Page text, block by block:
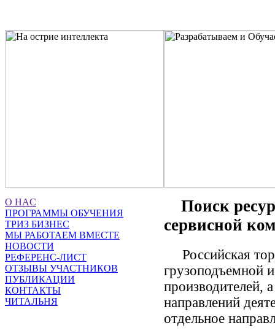
O НАC
ПРОГРАММЫ ОБУЧЕНИЯ
ТРИЗ БИЗНЕС
МЫ РАБОТАЕМ ВМЕСТЕ
НОВОСТИ
РЕФЕРЕНС-ЛИСТ
ОТЗЫВЫ УЧАСТНИКОВ
ПУБЛИКАЦИИ
КОНТАКТЫ
ЧИТАЛЬНЯ
Поиск
сервисной
Российская
грузоподъемной
производителей,
направлений
отдельное